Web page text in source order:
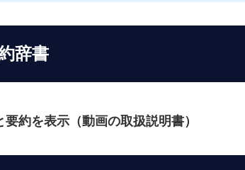
辞書
約を表示（動画の取扱説明書）